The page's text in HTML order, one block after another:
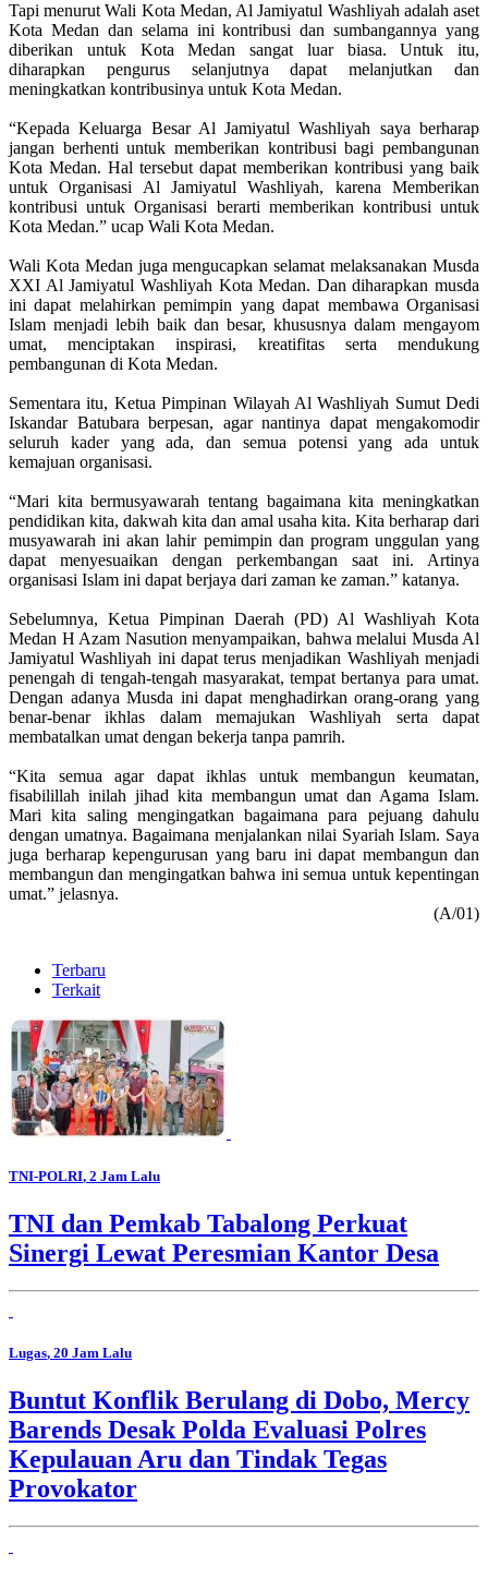
Tapi menurut Wali Kota Medan, Al Jamiyatul Washliyah adalah aset
Kota Medan dan selama ini kontribusi dan sumbangannya yang
diberikan untuk Kota Medan sangat luar biasa. Untuk itu,
diharapkan pengurus selanjutnya dapat melanjutkan dan
meningkatkan kontribusinya untuk Kota Medan.
“Kepada Keluarga Besar Al Jamiyatul Washliyah saya berharap
jangan berhenti untuk memberikan kontribusi bagi pembangunan
Kota Medan. Hal tersebut dapat memberikan kontribusi yang baik
untuk Organisasi Al Jamiyatul Washliyah, karena Memberikan
kontribusi untuk Organisasi berarti memberikan kontribusi untuk
Kota Medan.” ucap Wali Kota Medan.
Wali Kota Medan juga mengucapkan selamat melaksanakan Musda
XXI Al Jamiyatul Washliyah Kota Medan. Dan diharapkan musda
ini dapat melahirkan pemimpin yang dapat membawa Organisasi
Islam menjadi lebih baik dan besar, khususnya dalam mengayom
umat, menciptakan inspirasi, kreatifitas serta mendukung
pembangunan di Kota Medan.
Sementara itu, Ketua Pimpinan Wilayah Al Washliyah Sumut Dedi
Iskandar Batubara berpesan, agar nantinya dapat mengakomodir
seluruh kader yang ada, dan semua potensi yang ada untuk
kemajuan organisasi.
“Mari kita bermusyawarah tentang bagaimana kita meningkatkan
pendidikan kita, dakwah kita dan amal usaha kita. Kita berharap dari
musyawarah ini akan lahir pemimpin dan program unggulan yang
dapat menyesuaikan dengan perkembangan saat ini. Artinya
organisasi Islam ini dapat berjaya dari zaman ke zaman.” katanya.
Sebelumnya, Ketua Pimpinan Daerah (PD) Al Washliyah Kota
Medan H Azam Nasution menyampaikan, bahwa melalui Musda Al
Jamiyatul Washliyah ini dapat terus menjadikan Washliyah menjadi
penengah di tengah-tengah masyarakat, tempat bertanya para umat.
Dengan adanya Musda ini dapat menghadirkan orang-orang yang
benar-benar ikhlas dalam memajukan Washliyah serta dapat
membatalkan umat dengan bekerja tanpa pamrih.
“Kita semua agar dapat ikhlas untuk membangun keumatan,
fisabilillah inilah jihad kita membangun umat dan Agama Islam.
Mari kita saling mengingatkan bagaimana para pejuang dahulu
dengan umatnya. Bagaimana menjalankan nilai Syariah Islam. Saya
juga berharap kepengurusan yang baru ini dapat membangun dan
membangun dan mengingatkan bahwa ini semua untuk kepentingan
umat.” jelasnya.
(A/01)
Terbaru
Terkait
TNI-POLRI, 2 Jam Lalu
TNI dan Pemkab Tabalong Perkuat
Sinergi Lewat Peresmian Kantor Desa
Lugas, 20 Jam Lalu
Buntut Konflik Berulang di Dobo, Mercy
Barends Desak Polda Evaluasi Polres
Kepulauan Aru dan Tindak Tegas
Provokator